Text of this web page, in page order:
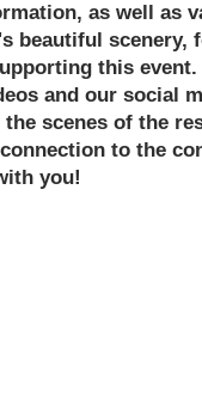
as well as
beautiful scenery,
this event.
and our social
scenes of the
to the
you!